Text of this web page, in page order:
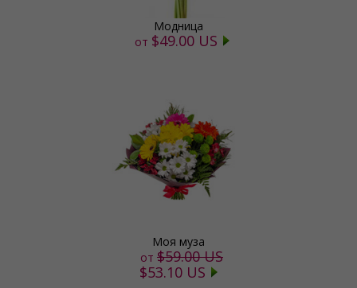
Модница
от $49.00 US
Моя муза
от $59.00 US
$53.10 US